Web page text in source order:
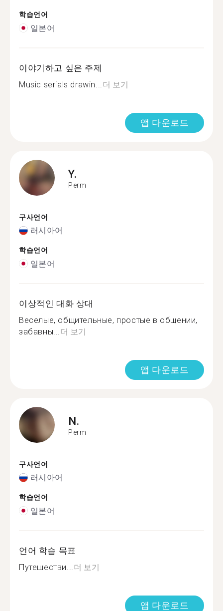
학습언어
일본어
이야기하고 싶은 주제
Music serials drawin... 더 보기
앱 다운로드
Y.
Perm
구사언어
러시아어
학습언어
일본어
이상적인 대화 상대
Веселые, общительные, простые в общении,
забавны... 더 보기
앱 다운로드
N.
Perm
구사언어
러시아어
학습언어
일본어
언어 학습 목표
Путешестви... 더 보기
앱 다운로드